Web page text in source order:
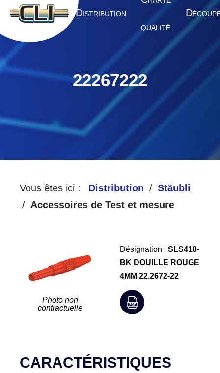
A CCUEIL DISTRIBUTION
QUALITÉ
D
22267222
Vous êtes ici : Distribution
Stäubli
Accessoires de Test et mesure
Photo non
contractuelle
Désignation : SLS410-
BK DOUILLE ROUGE
4MM 22.2672-22
CARACTÉRISTIQUES